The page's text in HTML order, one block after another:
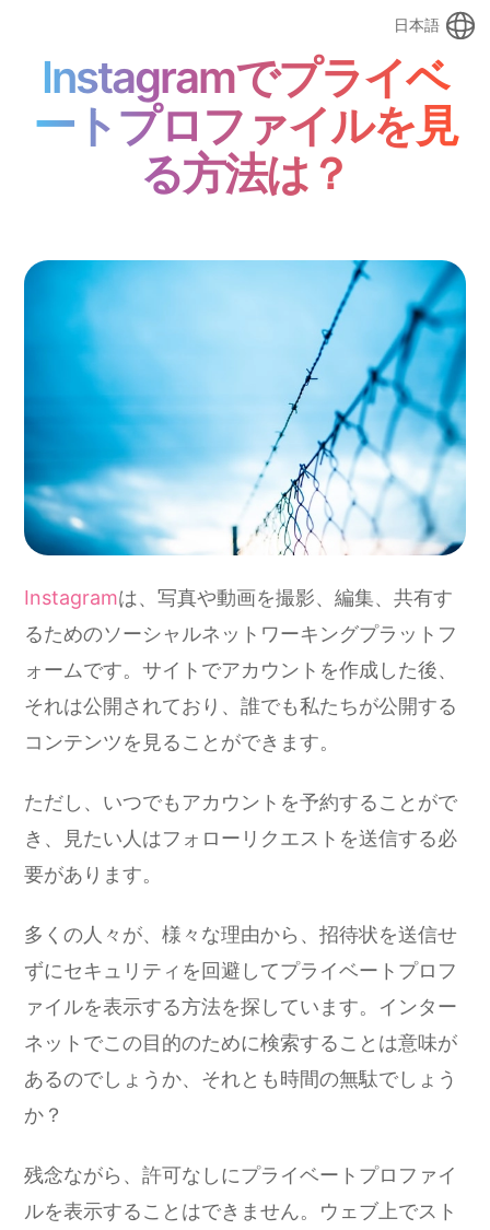
日本語
Instagramでプライベ
ートプロファイルを見
る方法は？
Instagramは、写真や動画を撮影、編集、共有す
るためのソーシャルネットワーキングプラットフ
ォームです。サイトでアカウントを作成した後、
それは公開されており、誰でも私たちが公開する
コンテンツを見ることができます。
ただし、いつでもアカウントを予約することがで
き、見たい人はフォローリクエストを送信する必
要があります。
多くの人々が、様々な理由から、招待状を送信せ
ずにセキュリティを回避してプライベートプロフ
ァイルを表示する方法を探しています。インター
ネットでこの目的のために検索することは意味が
あるのでしょうか、それとも時間の無駄でしょう
か？
残念ながら、許可なしにプライベートプロファイ
ルを表示することはできません。ウェブ上でスト